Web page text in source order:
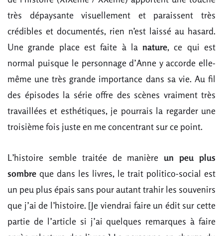
très dépaysante visuellement et paraissent très
crédibles et documentés, rien n’est laissé au hasard.
Une grande place est faite à la nature, ce qui est
normal puisque le personnage d’Anne y accorde elle-
même une très grande importance dans sa vie. Au fil
des épisodes la série offre des scènes vraiment très
travaillées et esthétiques, je pourrais la regarder une
troisième fois juste en me concentrant sur ce point.
L’histoire semble traitée de manière un peu plus
sombre que dans les livres, le trait politico-social est
un peu plus épais sans pour autant trahir les souvenirs
que j’ai de l’histoire. [Je viendrai faire un édit sur cette
partie de l’article si j’ai quelques remarques à faire